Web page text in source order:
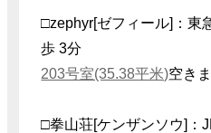
□zephyr[ゼフィール]：東
歩 3分
203号室(35.38平米)空き
□拳山荘[ケンザンソウ]